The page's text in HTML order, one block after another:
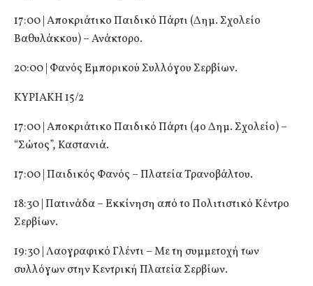
17:00 | Αποκριάτικο Παιδικό Πάρτι (Δημ. Σχολείο
Βαθυλάκκου) – Ανάκτορο.
20:00 | Φανός Εμπορικού Συλλόγου Σερβίων.
ΚΥΡΙΑΚΗ 15/2
17:00 | Αποκριάτικο Παιδικό Πάρτι (4ο Δημ. Σχολείο) –
“Σώτος”, Καστανιά.
17:00 | Παιδικός Φανός – Πλατεία Τρανοβάλτου.
18:30 | Πατινάδα – Εκκίνηση από το Πολιτιστικό Κέντρο
Σερβίων.
19:30 | Λαογραφικό Γλέντι – Με τη συμμετοχή των
συλλόγων στην Κεντρική Πλατεία Σερβίων.